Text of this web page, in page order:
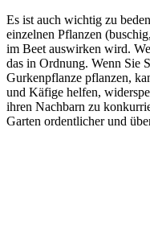
Es ist auch wichtig zu
einzelnen Pflanzen
im Beet auswirken wird.
das in Ordnung. Wenn Sie
Gurkenpflanze pflanzen,
und Käfige helfen,
ihren Nachbarn zu
Garten ordentlicher und